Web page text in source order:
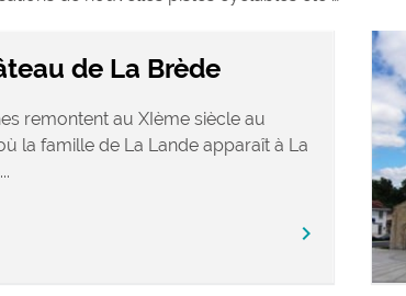
de La Brède
remontent au XIème siècle au
la famille de La Lande apparaît à La
chevron_right